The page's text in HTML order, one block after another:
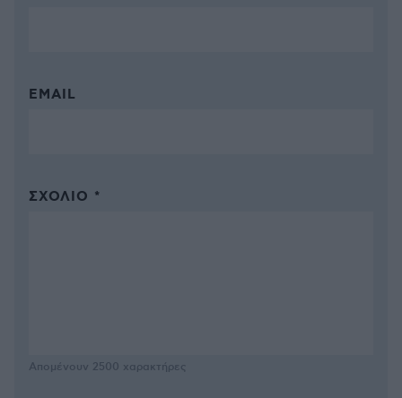
EMAIL
ΣΧΌΛΙΟ *
Απομένουν 2500 χαρακτήρες